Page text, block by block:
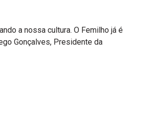
a nossa cultura. O Femilho já é
Gonçalves, Presidente da